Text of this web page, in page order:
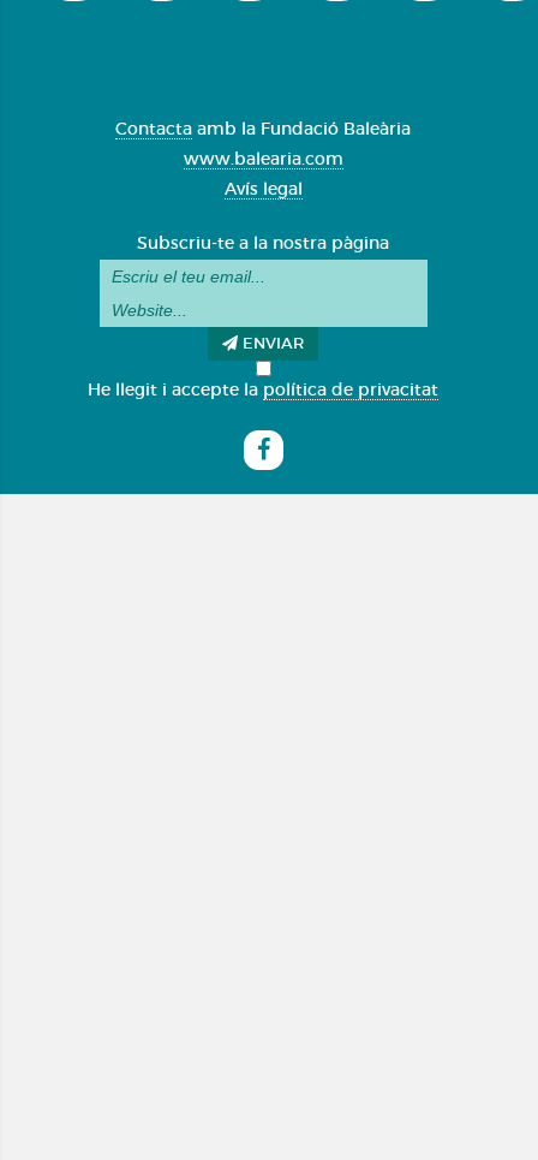
Contacta amb la Fundació Baleària
www.balearia.com
Avís legal
Subscriu-te a la nostra pàgina
ENVIAR
He llegit i accepte la política de privacitat